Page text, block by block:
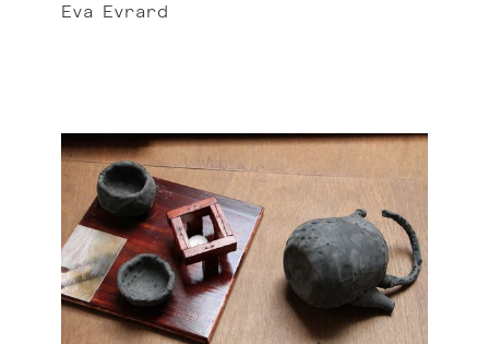
Eva Evrard